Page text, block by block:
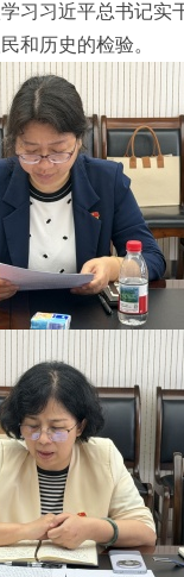
习习近平总书记
和历史的检验。